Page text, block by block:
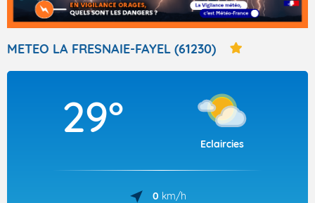
TOUS LES RÉSULTATS
Articles
METEO LA FRESNAIE-FAYEL (61230)
29°
Eclaircies
0 km/h